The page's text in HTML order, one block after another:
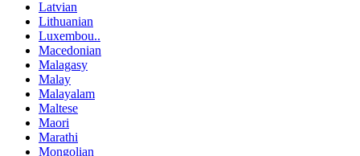
Latvian
Lithuanian
Luxembou..
Macedonian
Malagasy
Malay
Malayalam
Maltese
Maori
Marathi
Mongolian